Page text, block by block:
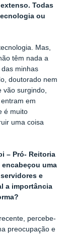
Todas
ou
Mas,
têm nada a
minhas
doutorado nem
vão surgindo,
em
é muito
uma coisa
– Pró- Reitoria
encabeçou uma
e
a importância
percebe-
preocupação e